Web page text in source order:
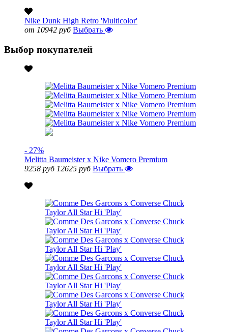
Nike Dunk High Retro 'Multicolor'
от 10942 руб Выбрать
Выбор покупателей
- 27%
Melitta Baumeister x Nike Vomero Premium
9258 руб 12625 руб Выбрать